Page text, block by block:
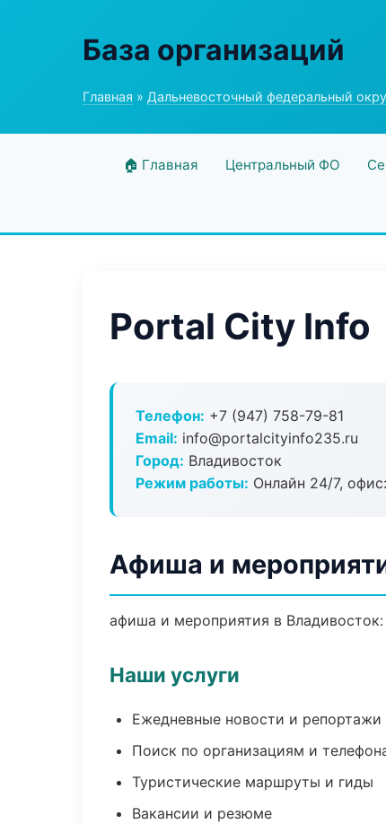
База организаций
Главная » Дальневосточный федеральный
🏠 Главная Центральный ФО
Portal City Info
Телефон: +7 (947) 758-79-81
Email: info@portalcityinfo235.ru
Город: Владивосток
Режим работы: Онлайн 24/7,
Афиша и
афиша и мероприятия в
Наши услуги
Ежедневные новости и репортажи
Поиск по организациям и
Туристические маршруты и гиды
Вакансии и резюме